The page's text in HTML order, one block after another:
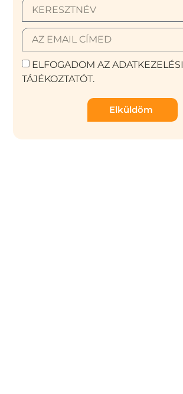
ELFOGADOM AZ ADATKEZELÉSI
TÁJÉKOZTATÓT.
Elküldöm